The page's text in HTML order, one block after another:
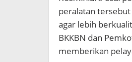
peralatan
agar lebih
BKKBN dan
memberikan